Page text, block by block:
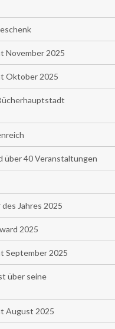
November 2025
Oktober 2025
über 40 Veranstaltungen
Jahres 2025
2025
September 2025
über seine
August 2025